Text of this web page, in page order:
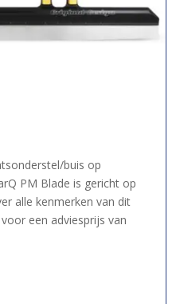
buis op
PM Blade is gericht op
alle kenmerken van dit
een adviesprijs van